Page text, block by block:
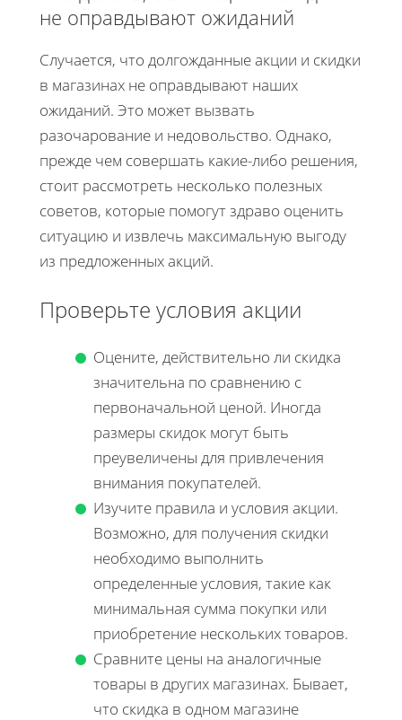
не оправдывают ожиданий
Случается, что долгожданные акции и скидки
в магазинах не оправдывают наших
ожиданий. Это может вызвать
разочарование и недовольство. Однако,
прежде чем совершать какие-либо решения,
стоит рассмотреть несколько полезных
советов, которые помогут здраво оценить
ситуацию и извлечь максимальную выгоду
из предложенных акций.
Проверьте условия акции
Оцените, действительно ли скидка
значительна по сравнению с
первоначальной ценой. Иногда
размеры скидок могут быть
преувеличены для привлечения
внимания покупателей.
Изучите правила и условия акции.
Возможно, для получения скидки
необходимо выполнить
определенные условия, такие как
минимальная сумма покупки или
приобретение нескольких товаров.
Сравните цены на аналогичные
товары в других магазинах. Бывает,
что скидка в одном магазине